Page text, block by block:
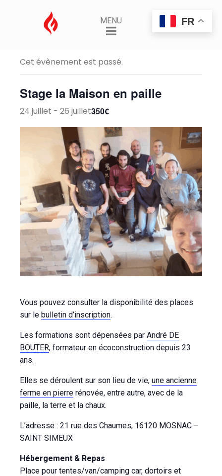
MENU
« Tous les Évènements
Cet évènement est passé.
Stage la Maison en paille
24 juillet - 26 juillet350€
Vous pouvez consulter la disponibilité des places
sur le bulletin d’inscription.
Les formations sont dépensées par André DE
BOUTER, formateur en écoconstruction depuis 23
ans.
Elles se déroulent sur son lieu de vie, une ancienne
ferme en pierre rénovée, entre autre, avec de la
paille, la terre et la chaux.
L’adresse : 21 rue des Chaumes, 16120 MOSNAC –
SAINT SIMEUX
Hébergement & Repas
Place pour tentes/van/camping car, dortoirs et
FR